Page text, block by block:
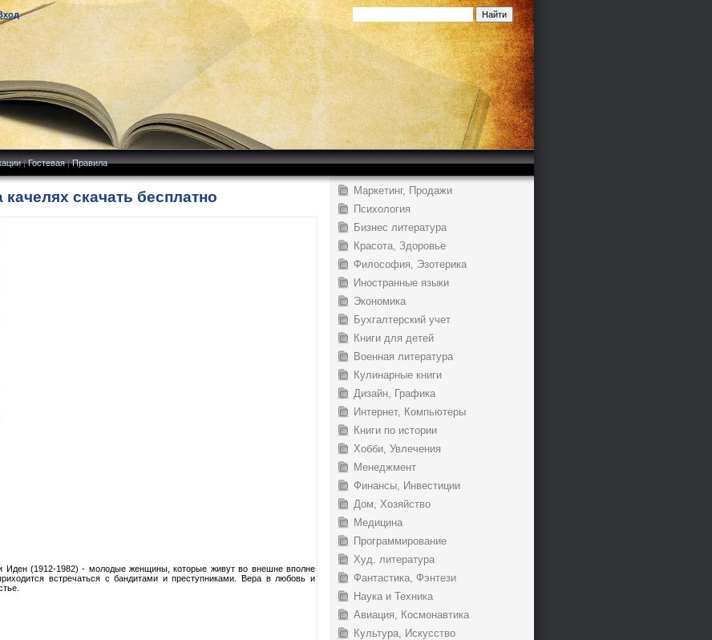
|Гостевая|Правила
скачать бесплатно
Иден (1912-1982) - молодые женщины, которые живут во внешне вполне
встречаться с бандитами и преступниками. Вера в любовь и
Маркетинг, Продажи
Психология
Бизнес литература
Красота, Здоровье
Философия, Эзотерика
Иностранные языки
Экономика
Бухгалтерский учет
Книги для детей
Военная литература
Кулинарные книги
Дизайн, Графика
Интернет, Компьютеры
Книги по истории
Хобби, Увлечения
Менеджмент
Финансы, Инвестиции
Дом, Хозяйство
Медицина
Программирование
Худ. литература
Фантастика, Фэнтези
Наука и Техника
Авиация, Космонавтика
Культура, Искусство